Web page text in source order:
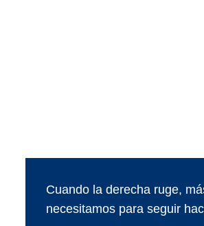
Cuando la derecha ruge,
necesitamos para seguir